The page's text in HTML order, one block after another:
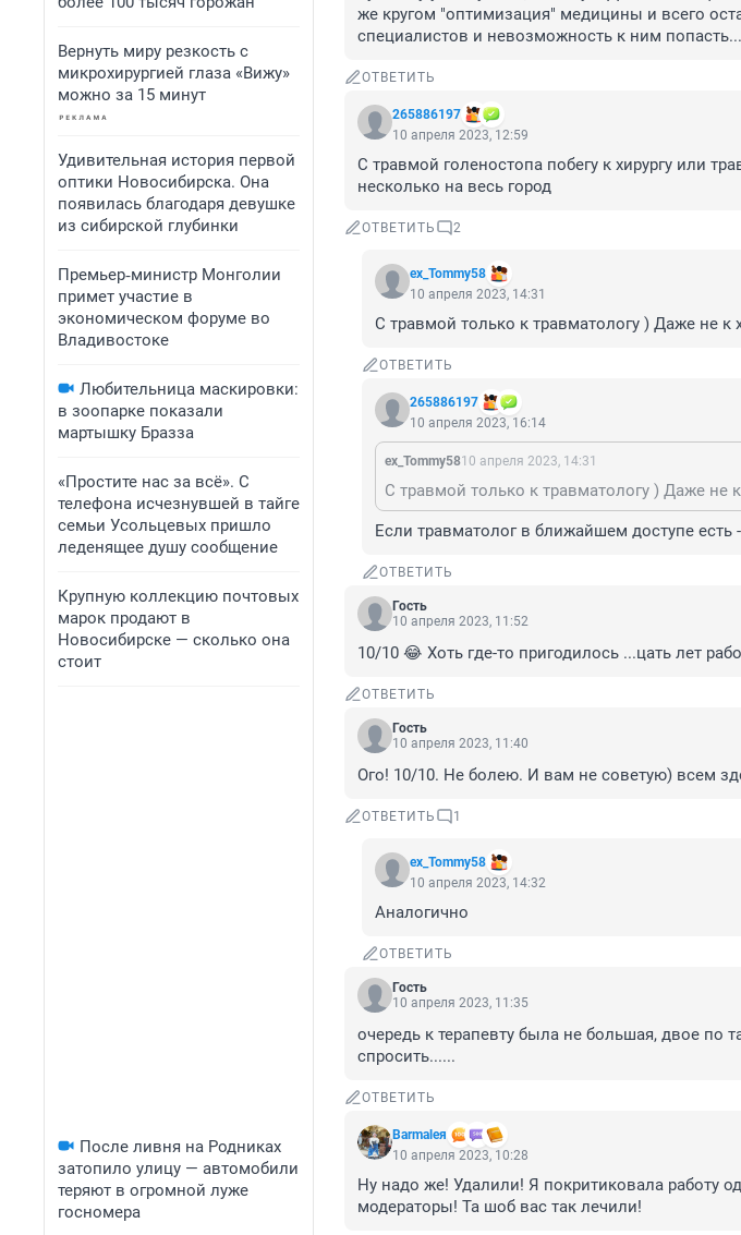
Вернуть миру резкость с
микрохирургией глаза «Вижу»
можно за 15 минут
Удивительная история первой
оптики Новосибирска. Она
появилась благодаря девушке
из сибирской глубинки
Премьер‑министр Монголии
примет участие в
экономическом форуме во
Владивостоке
Любительница маскировки:
в зоопарке показали
мартышку Бразза
«Простите нас за всё». С
телефона исчезнувшей в тайге
семьи Усольцевых пришло
леденящее душу сообщение
Крупную коллекцию почтовых
марок продают в
Новосибирске — сколько она
стоит
После ливня на Родниках
затопило улицу — автомобили
теряют в огромной луже
госномера
же кругом "оптимизация" медицины и всего
специалистов и невозможность к ним попасть...
ОТВЕТИТЬ
265886197
10 апреля 2023, 12:59
С травмой голеностопа побегу к хирургу или
несколько на весь город
ОТВЕТИТЬ 2
ex_Tommy58
10 апреля 2023, 14:31
С травмой только к травматологу ) Даже не к
ОТВЕТИТЬ
265886197
10 апреля 2023, 16:14
ex_Tommy5810 апреля 2023, 14:31
С травмой только к травматологу ) Даже не к
Если травматолог в ближайшем доступе есть
ОТВЕТИТЬ
Гость
10 апреля 2023, 11:52
10/10 😂 Хоть где-то пригодилось ...цать лет
ОТВЕТИТЬ
Гость
10 апреля 2023, 11:40
Ого! 10/10. Не болею. И вам не советую) всем
ОТВЕТИТЬ 1
ex_Tommy58
10 апреля 2023, 14:32
Аналогично
ОТВЕТИТЬ
Гость
10 апреля 2023, 11:35
очередь к терапевту была не большая, двое по
спросить......
ОТВЕТИТЬ
Barmaleя
10 апреля 2023, 10:28
Ну надо же! Удалили! Я покритиковала работу
модераторы! Та шоб вас так лечили!